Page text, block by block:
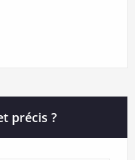
précis ?